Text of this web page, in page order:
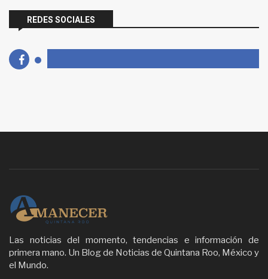
REDES SOCIALES
Las noticias del momento, tendencias e información de
primera mano. Un Blog de Noticias de Quintana Roo, México y
el Mundo.